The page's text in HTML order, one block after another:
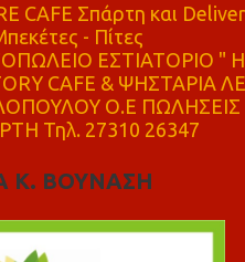
CAFE Σπάρτη και
- Πίτες
ΕΣΤΙΑΤΟΡΙΟ "
CAFE & ΨΗΣΤΑΡΙΑ
Ο.Ε ΠΩΛΗΣΕΙΣ
Τηλ. 27310 26347
Κ. ΒΟΥΝΑΣΗ